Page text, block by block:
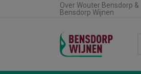
Over Wouter Bensdorp &
Bensdorp Wijnen